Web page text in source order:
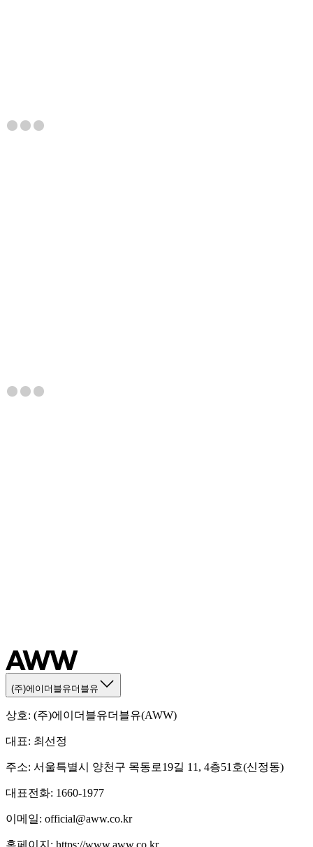
(주)에이더블유더블유
상호: (주)에이더블유더블유(AWW)
대표: 최선정
주소: 서울특별시 양천구 목동로19길 11, 4층51호(신정동)
대표전화: 1660-1977
이메일: official@aww.co.kr
홈페이지 : https://www.aww.co.kr